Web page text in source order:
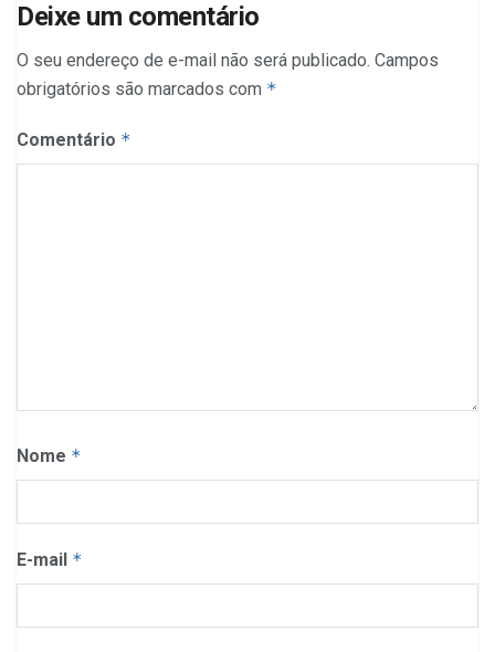
Deixe um comentário
O seu endereço de e-mail não será publicado. Campos
obrigatórios são marcados com *
Comentário *
Nome *
E-mail *